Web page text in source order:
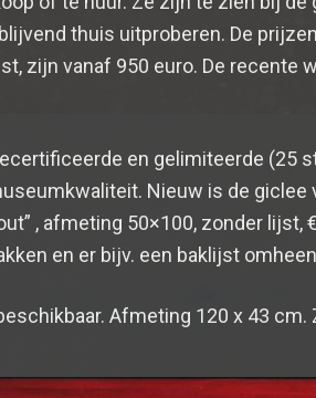
thuis uitproberen. De
zijn vanaf 950 euro. De recente
en gelimiteerde (25
Nieuw is de giclee
, afmeting 50×100, zonder lijst,
en er bijv. een baklijst
Afmeting 120 x 43 cm.